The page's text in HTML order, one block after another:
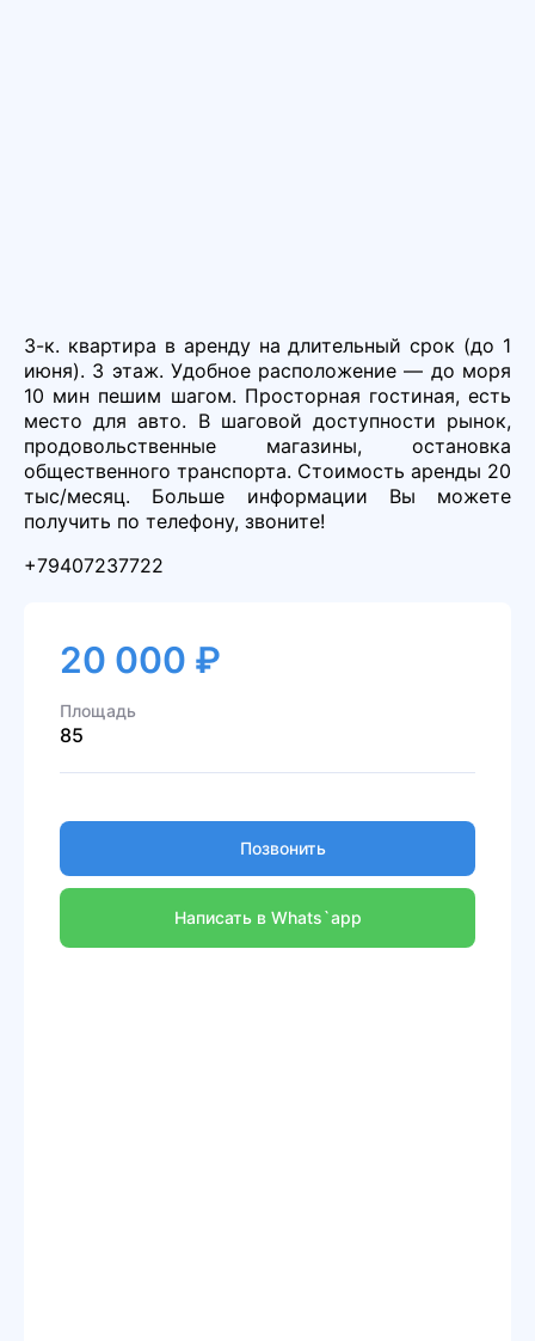
3-к. квартира в аренду на длительный срок (до 1
июня). 3 этаж. Удобное расположение — до моря
10 мин пешим шагом. Просторная гостиная, есть
место для авто. В шаговой доступности рынок,
продовольственные магазины, остановка
общественного транспорта. Стоимость аренды 20
тыс/месяц. Больше информации Вы можете
получить по телефону, звоните!
+79407237722
20 000 ₽
Площадь
85
Позвонить
Написать в Whats`app